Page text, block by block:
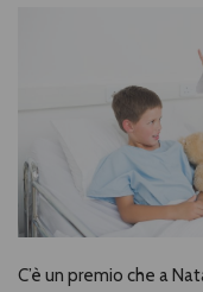
C’è un premio che a